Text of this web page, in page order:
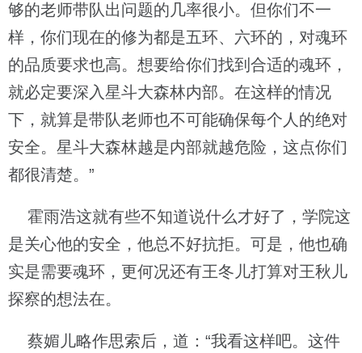
够的老师带队出问题的几率很小。但你们不一
样，你们现在的修为都是五环、六环的，对魂环
的品质要求也高。想要给你们找到合适的魂环，
就必定要深入星斗大森林内部。在这样的情况
下，就算是带队老师也不可能确保每个人的绝对
安全。星斗大森林越是内部就越危险，这点你们
都很清楚。”
霍雨浩这就有些不知道说什么才好了，学院这
是关心他的安全，他总不好抗拒。可是，他也确
实是需要魂环，更何况还有王冬儿打算对王秋儿
探察的想法在。
蔡媚儿略作思索后，道：“我看这样吧。这件